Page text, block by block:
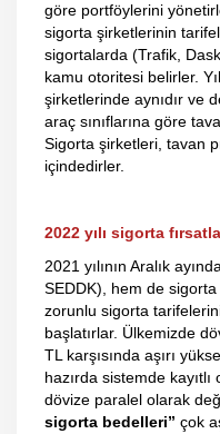
göre portföylerini
sigorta şirketlerinin
sigortalarda (Trafik,
kamu otoritesi belirler.
şirketlerinde aynıdır ve
araç sınıflarına göre
Sigorta şirketleri, tavan
içindedirler.
2022 yılı sigorta
2021 yılının Aralık
SEDDK), hem de sigorta
zorunlu sigorta
başlatırlar. Ülkemizde
TL karşısında aşırı
hazırda sistemde
dövize paralel olarak
sigorta bedelleri” çok